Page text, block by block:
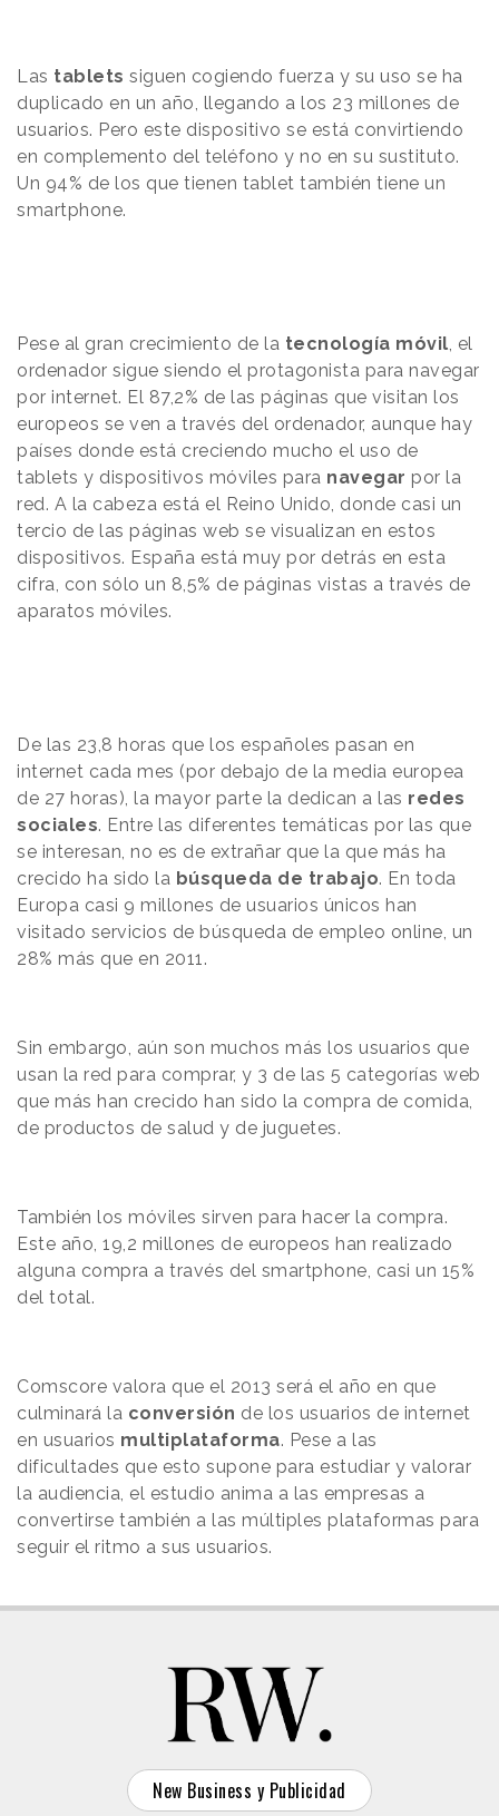
Las tablets siguen cogiendo fuerza y su uso se ha
duplicado en un año, llegando a los 23 millones de
usuarios. Pero este dispositivo se está convirtiendo
en complemento del teléfono y no en su sustituto.
Un 94% de los que tienen tablet también tiene un
smartphone.
Pese al gran crecimiento de la tecnología móvil, el
ordenador sigue siendo el protagonista para navegar
por internet. El 87,2% de las páginas que visitan los
europeos se ven a través del ordenador, aunque hay
países donde está creciendo mucho el uso de
tablets y dispositivos móviles para navegar por la
red. A la cabeza está el Reino Unido, donde casi un
tercio de las páginas web se visualizan en estos
dispositivos. España está muy por detrás en esta
cifra, con sólo un 8,5% de páginas vistas a través de
aparatos móviles.
De las 23,8 horas que los españoles pasan en
internet cada mes (por debajo de la media europea
de 27 horas), la mayor parte la dedican a las redes
sociales. Entre las diferentes temáticas por las que
se interesan, no es de extrañar que la que más ha
crecido ha sido la búsqueda de trabajo. En toda
Europa casi 9 millones de usuarios únicos han
visitado servicios de búsqueda de empleo online, un
28% más que en 2011.
Sin embargo, aún son muchos más los usuarios que
usan la red para comprar, y 3 de las 5 categorías web
que más han crecido han sido la compra de comida,
de productos de salud y de juguetes.
También los móviles sirven para hacer la compra.
Este año, 19,2 millones de europeos han realizado
alguna compra a través del smartphone, casi un 15%
del total.
Comscore valora que el 2013 será el año en que
culminará la conversión de los usuarios de internet
en usuarios multiplataforma. Pese a las
dificultades que esto supone para estudiar y valorar
la audiencia, el estudio anima a las empresas a
convertirse también a las múltiples plataformas para
seguir el ritmo a sus usuarios.
New Business y Publicidad